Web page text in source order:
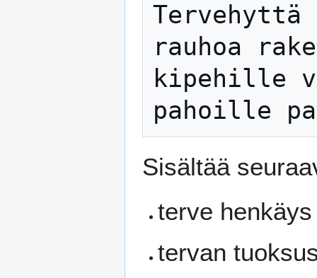
Tervehyttä
rauhoa
kipehille
Sisältää
terve
tervan